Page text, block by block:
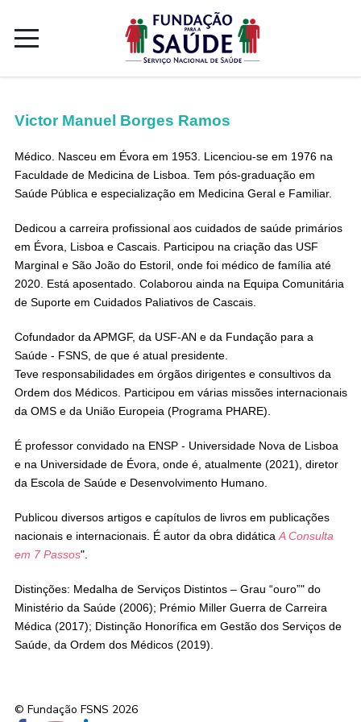
Victor Manuel Borges Ramos
Médico. Nasceu em Évora em 1953. Licenciou-se em 1976 na
Faculdade de Medicina de Lisboa. Tem pós-graduação em
Saúde Pública e especialização em Medicina Geral e Familiar.
Dedicou a carreira profissional aos cuidados de saúde primários
em Évora, Lisboa e Cascais. Participou na criação das USF
Marginal e São João do Estoril, onde foi médico de família até
2020. Está aposentado. Colaborou ainda na Equipa Comunitária
de Suporte em Cuidados Paliativos de Cascais.
Cofundador da APMGF, da USF-AN e da Fundação para a
Saúde - FSNS, de que é atual presidente.
Teve responsabilidades em órgãos dirigentes e consultivos da
Ordem dos Médicos. Participou em várias missões internacionais
da OMS e da União Europeia (Programa PHARE).
É professor convidado na ENSP - Universidade Nova de Lisboa
e na Universidade de Évora, onde é, atualmente (2021), diretor
da Escola de Saúde e Desenvolvimento Humano.
Publicou diversos artigos e capítulos de livros em publicações
nacionais e internacionais. É autor da obra didática A Consulta
em 7 Passos".
Distinções: Medalha de Serviços Distintos – Grau “ouro”" do
Ministério da Saúde (2006); Prémio Miller Guerra de Carreira
Médica (2017); Distinção Honorífica em Gestão dos Serviços de
Saúde, da Ordem dos Médicos (2019).
© Fundação FSNS 2026